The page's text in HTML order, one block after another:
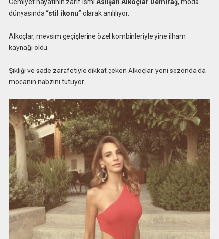
Cemiyet hayatının zarif ismi Aslışah Alkoçlar Demirağ, moda
dünyasında “stil ikonu” olarak anılılıyor.
Alkoçlar, mevsim geçişlerine özel kombinleriyle yine ilham
kaynağı oldu.
Şıklığı ve sade zarafetiyle dikkat çeken Alkoçlar, yeni sezonda da
modanın nabzını tutuyor.